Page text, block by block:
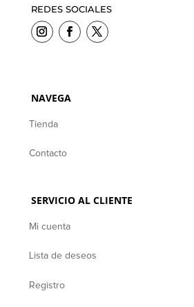
REDES SOCIALES
NAVEGA
Tienda
Contacto
SERVICIO AL CLIENTE
Mi cuenta
Lista de deseos
Registro